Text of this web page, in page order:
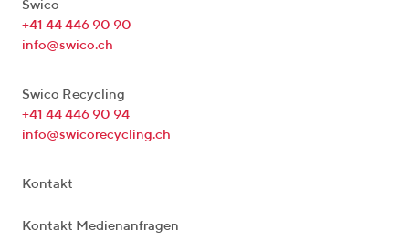
Swico
+41 44 446 90 90
info@swico.ch
Swico Recycling
+41 44 446 90 94
info@swicorecycling.ch
Kontakt
Kontakt Medienanfragen